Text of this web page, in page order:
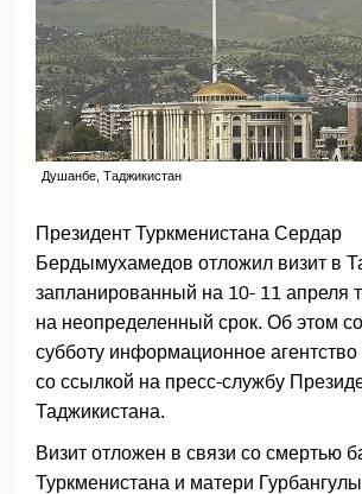
Душанбе, Таджикистан
Президент Туркменистана Сердар
Бердымухамедов отложил визит в
запланированный на 10- 11 апреля
на неопределенный срок. Об этом
субботу информационное
со ссылкой на пресс-службу
Таджикистана.
Визит отложен в связи со смертью
Туркменистана и матери Гурбангулы